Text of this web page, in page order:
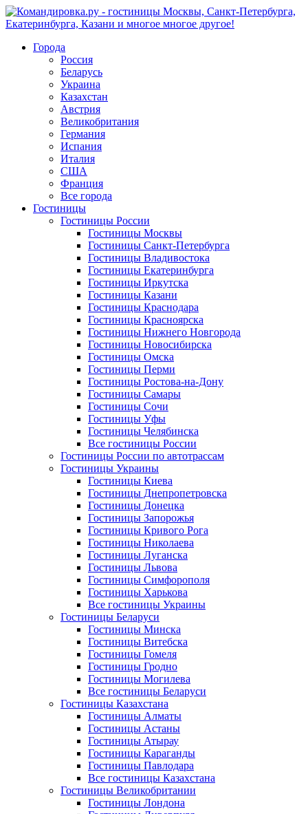
Города
Россия
Беларусь
Украина
Казахстан
Австрия
Великобритания
Германия
Испания
Италия
США
Франция
Все города
Гостиницы
Гостиницы России
Гостиницы Mосквы
Гостиницы Санкт-Петербурга
Гостиницы Владивостока
Гостиницы Екатеринбурга
Гостиницы Иркутска
Гостиницы Казани
Гостиницы Краснодара
Гостиницы Красноярска
Гостиницы Нижнего Новгорода
Гостиницы Новосибирска
Гостиницы Омска
Гостиницы Перми
Гостиницы Ростова-на-Дону
Гостиницы Самары
Гостиницы Сочи
Гостиницы Уфы
Гостиницы Челябинска
Все гостиницы России
Гостиницы России по автотрассам
Гостиницы Украины
Гостиницы Киева
Гостиницы Днепропетровска
Гостиницы Донецка
Гостиницы Запорожья
Гостиницы Кривого Рога
Гостиницы Николаева
Гостиницы Луганска
Гостиницы Львова
Гостиницы Симфорополя
Гостиницы Харькова
Все гостиницы Украины
Гостиницы Беларуси
Гостиницы Минска
Гостиницы Витебска
Гостиницы Гомеля
Гостиницы Гродно
Гостиницы Могилева
Все гостиницы Беларуси
Гостиницы Казахстана
Гостиницы Алматы
Гостиницы Астаны
Гостиницы Атырау
Гостиницы Караганды
Гостиницы Павлодара
Все гостиницы Казахстана
Гостиницы Великобритании
Гостиницы Лондона